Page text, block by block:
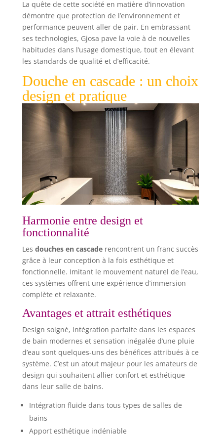
La quête de cette société en matière d’innovation
démontre que protection de l’environnement et
performance peuvent aller de pair. En embrassant
ses technologies, Gjosa pave la voie à de nouvelles
habitudes dans l’usage domestique, tout en élevant
les standards de qualité et d’efficacité.
Douche en cascade : un choix
design et pratique
Harmonie entre design et
fonctionnalité
Les douches en cascaderencontrent un franc succès
grâce à leur conception à la fois esthétique et
fonctionnelle. Imitant le mouvement naturel de l’eau,
ces systèmes offrent une expérience d’immersion
complète et relaxante.
Avantages et attrait esthétiques
Design soigné, intégration parfaite dans les espaces
de bain modernes et sensation inégalée d’une pluie
d’eau sont quelques-uns des bénéfices attribués à ce
système. C’est un atout majeur pour les amateurs de
design qui souhaitent allier confort et esthétique
dans leur salle de bains.
Intégration fluide dans tous types de salles de
bains
Apport esthétique indéniable